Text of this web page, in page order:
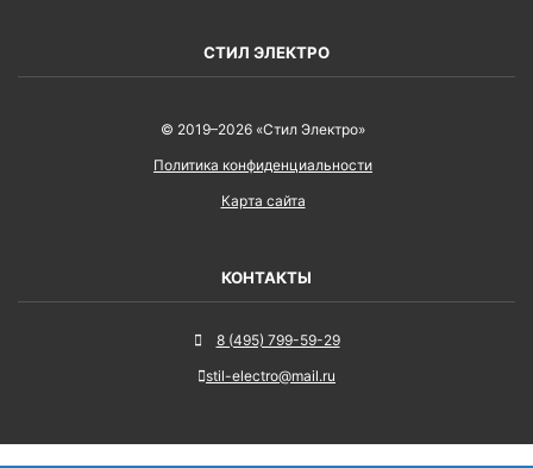
СТИЛ ЭЛЕКТРО
© 2019–2026 «Стил Электро»
Политика конфиденциальности
Карта сайта
КОНТАКТЫ
8 (495) 799-59-29
stil-electro@mail.ru